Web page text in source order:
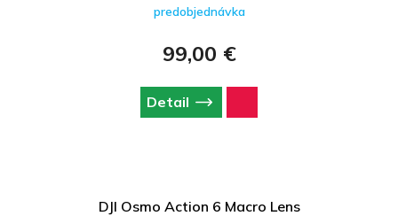
predobjednávka
99,00 €
Detail
DJI Osmo Action 6 Macro Lens